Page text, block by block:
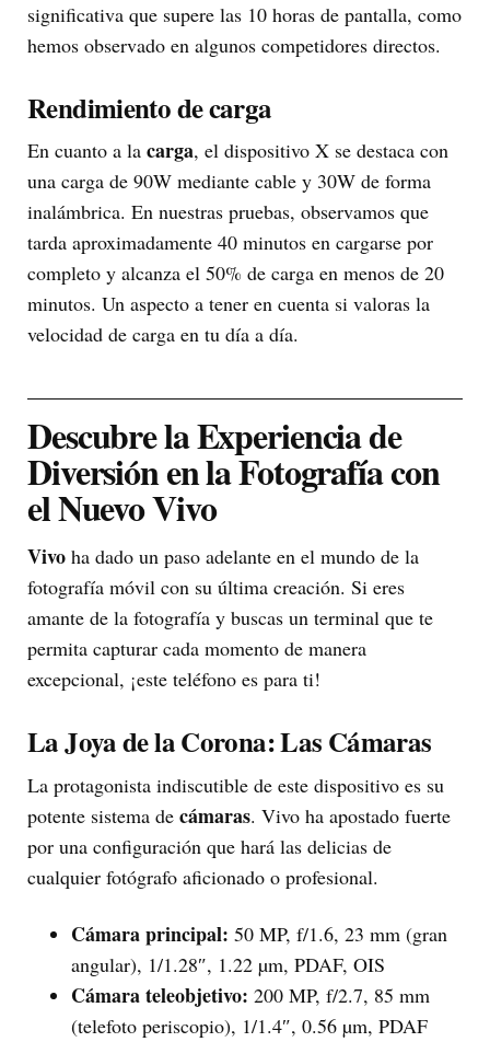
significativa que supere las 10 horas de pantalla, como
hemos observado en algunos competidores directos.
Rendimiento de carga
En cuanto a la carga, el dispositivo X se destaca con
una carga de 90W mediante cable y 30W de forma
inalámbrica. En nuestras pruebas, observamos que
tarda aproximadamente 40 minutos en cargarse por
completo y alcanza el 50% de carga en menos de 20
minutos. Un aspecto a tener en cuenta si valoras la
velocidad de carga en tu día a día.
Descubre la Experiencia de
Diversión en la Fotografía con
el Nuevo Vivo
Vivo ha dado un paso adelante en el mundo de la
fotografía móvil con su última creación. Si eres
amante de la fotografía y buscas un terminal que te
permita capturar cada momento de manera
excepcional, ¡este teléfono es para ti!
La Joya de la Corona: Las Cámaras
La protagonista indiscutible de este dispositivo es su
potente sistema de cámaras. Vivo ha apostado fuerte
por una configuración que hará las delicias de
cualquier fotógrafo aficionado o profesional.
Cámara principal: 50 MP, f/1.6, 23 mm (gran
angular), 1/1.28″, 1.22 µm, PDAF, OIS
Cámara teleobjetivo: 200 MP, f/2.7, 85 mm
(telefoto periscopio), 1/1.4″, 0.56 µm, PDAF